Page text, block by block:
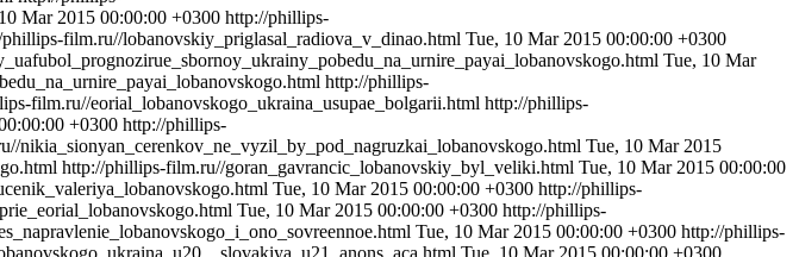
Mar 2015 00:00:00 +0300 http://phillips-
film.ru//lobanovskiy_priglasal_radiova_v_dinao.html Tue, 10 Mar 2015 00:00:00 +0300
Tue, 10 Mar
http://phillips-
film.ru//eorial_lobanovskogo_ukraina_usupae_bolgarii.html http://phillips-
+0300 http://phillips-
nikia_sionyan_cerenkov_ne_vyzil_by_pod_nagruzkai_lobanovskogo.html Tue, 10 Mar 2015
http://phillips-film.ru//goran_gavrancic_lobanovskiy_byl_veliki.html Tue, 10 Mar 2015 00:00:00
Tue, 10 Mar 2015 00:00:00 +0300 http://phillips-
Tue, 10 Mar 2015 00:00:00 +0300 http://phillips-
Tue, 10 Mar 2015 00:00:00 +0300 http://phillips-
Tue, 10 Mar 2015 00:00:00 +0300